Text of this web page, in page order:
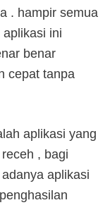
. hampir semua
ini
benar
cepat tanpa
aplikasi yang
, bagi
aplikasi